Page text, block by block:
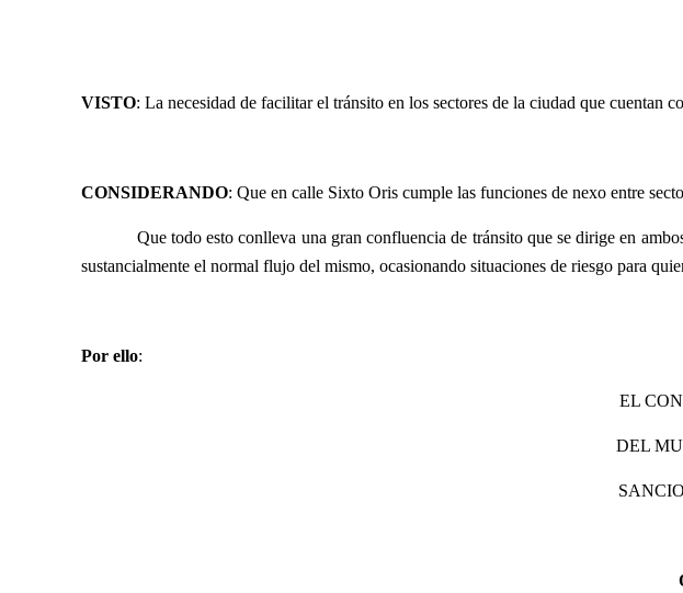
VISTO: La necesidad de facilitar el tránsito en los sectores de la ciudad que cuentan
CONSIDERANDO: Que en calle Sixto Oris cumple las funciones de nexo entre
Que todo esto conlleva una gran confluencia de tránsito que se dirige en
sustancialmente el normal flujo del mismo, ocasionando situaciones de riesgo para
Por ello:
EL
DEL